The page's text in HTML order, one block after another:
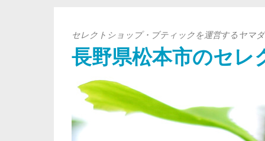
長野県松本市のセ
セレクトショップ・ブティックを運営するヤマ